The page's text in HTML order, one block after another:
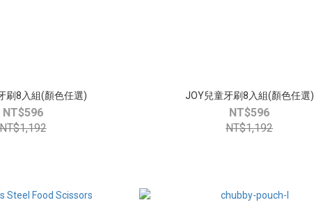
刷8入組(顏色任選)
NT$596
JOY兒童牙刷8入組(顏色任選)
NT$596
NT$1,192